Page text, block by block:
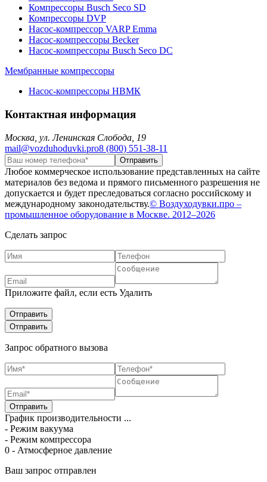
Компрессоры Busch Seco SD
Компрессоры DVP
Насос-компрессор VARP Emma
Насос-компрессоры Becker
Насос-компрессоры Busch Seco DC
Мембранные компрессоры
Насос-компрессоры НВМК
Контактная информация
Москва, ул. Ленинская Слобода, 19
mail@vozduhoduvki.pro8 (800) 551-38-11
Любое коммерческое использование представленных на сайте
материалов без ведома и прямого письменного разрешения не
допускается и будет преследоваться согласно российскому и
международному законодательству.© Воздуходувки.про –
промышленное оборудование в Москве. 2012–2026
Сделать запрос
Приложите файл, если есть Удалить
Запрос обратного вызова
График производительности ...
- Режим вакуума
- Режим компрессора
0 - Атмосферное давление
Ваш запрос отправлен